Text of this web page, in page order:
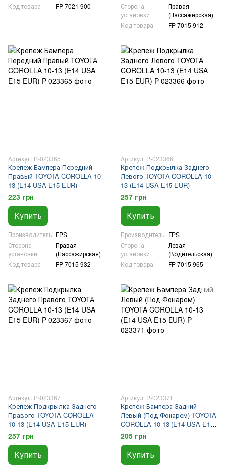
Код товара
FP 7021 900
Сторона
установки
Правая
(Пассажирская)
Код товара
FP 7015 912
Артикул: P-023365
Крепеж Бампера Передний
Правый TOYOTA COROLLA 10-
13 (E14 USA E15 EUR)
223 грн
Купить
Производитель FPS
Сторона
установки
Правая
(Пассажирская)
Код товара
FP 7015 932
Артикул: P-023366
Крепеж Подкрылка Заднего
Левого TOYOTA COROLLA 10-
13 (E14 USA E15 EUR)
257 грн
Купить
Производитель FPS
Сторона
установки
Левая
(Водительская)
Код товара
FP 7015 965
Артикул: P-023367
Крепеж Подкрылка Заднего
Правого TOYOTA COROLLA
10-13 (E14 USA E15 EUR)
257 грн
Купить
Артикул: P-023371
Крепеж Бампера Задний
Левый (Под Фонарем) TOYOTA
COROLLA 10-13 (E14 USA E15
EUR)
205 грн
Купить